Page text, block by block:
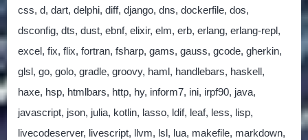
css, d, dart, delphi, diff, django, dns, dockerfile, dos,
dsconfig, dts, dust, ebnf, elixir, elm, erb, erlang, erlang-repl,
excel, fix, flix, fortran, fsharp, gams, gauss, gcode, gherkin,
glsl, go, golo, gradle, groovy, haml, handlebars, haskell,
haxe, hsp, htmlbars, http, hy, inform7, ini, irpf90, java,
javascript, json, julia, kotlin, lasso, ldif, leaf, less, lisp,
livecodeserver, livescript, llvm, lsl, lua, makefile, markdown,